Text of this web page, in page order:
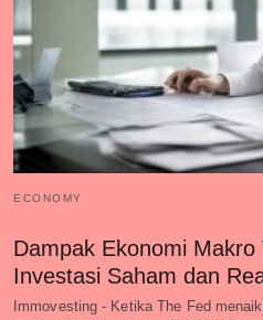
ECONOMY
Dampak Ekonomi Makro
Investasi Saham dan
Immovesting - Ketika The Fed